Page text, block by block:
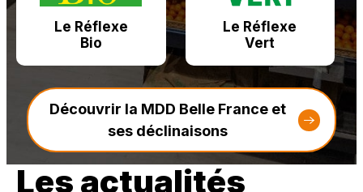
Le Réflexe
Bio
Le Réflexe
Vert
Découvrir la MDD Belle France et
ses déclinaisons
Les actualités